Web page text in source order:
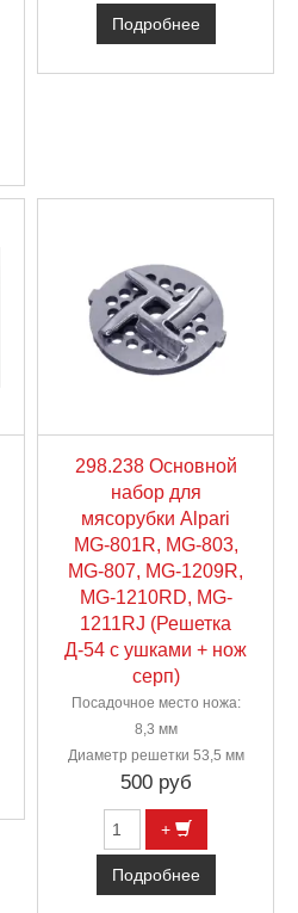
Подробнее
298.238 Основной
набор для
мясорубки Alpari
MG-801R, MG-803,
MG-807, MG-1209R,
MG-1210RD, MG-
1211RJ (Решетка
Д-54 с ушками + нож
серп)
Посадочное место ножа:
8,3 мм
Диаметр решетки 53,5 мм
500 руб
+
Подробнее